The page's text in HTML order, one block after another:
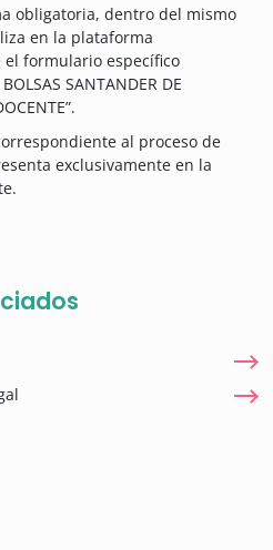
obligatoria, dentro del mismo
en la plataforma
formulario específico
SANTANDER DE
al proceso de
exclusivamente en la